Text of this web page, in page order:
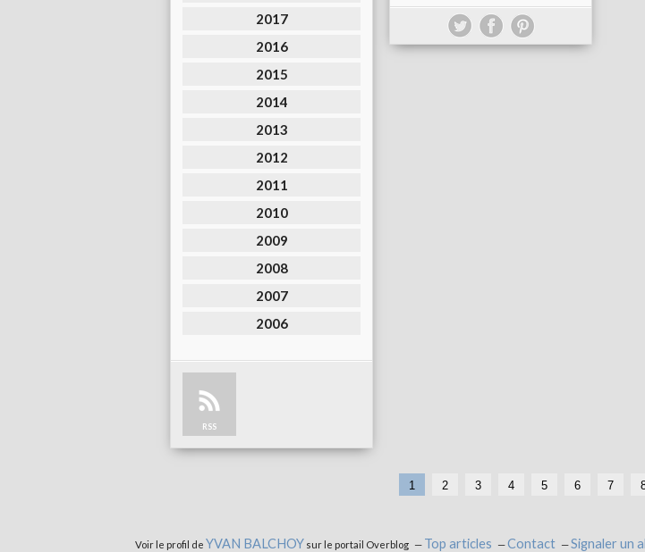
2017
2016
2015
2014
2013
2012
2011
2010
2009
2008
2007
2006
RSS
1 2 3 4 5 6 7
Voir le profil de YVAN BALCHOY sur le portail Overblog Top articles Contact Signaler un